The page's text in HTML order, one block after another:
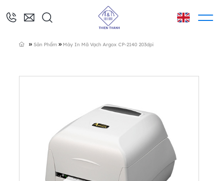
» Sản Phẩm » Máy In Mã Vạch Argox CP-2140 203dpi